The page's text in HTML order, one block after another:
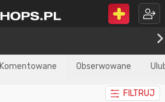
Komentowane Obserwowane
FILTRUJ